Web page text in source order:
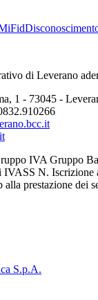
di Leverano
1 - 73045 -
IVA Gruppo
IVASS N.
prestazione dei
S.p.A.